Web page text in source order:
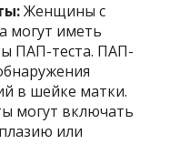
Женщины с
могут иметь
ПАП-теста. ПАП-
в шейке матки.
могут включать
или